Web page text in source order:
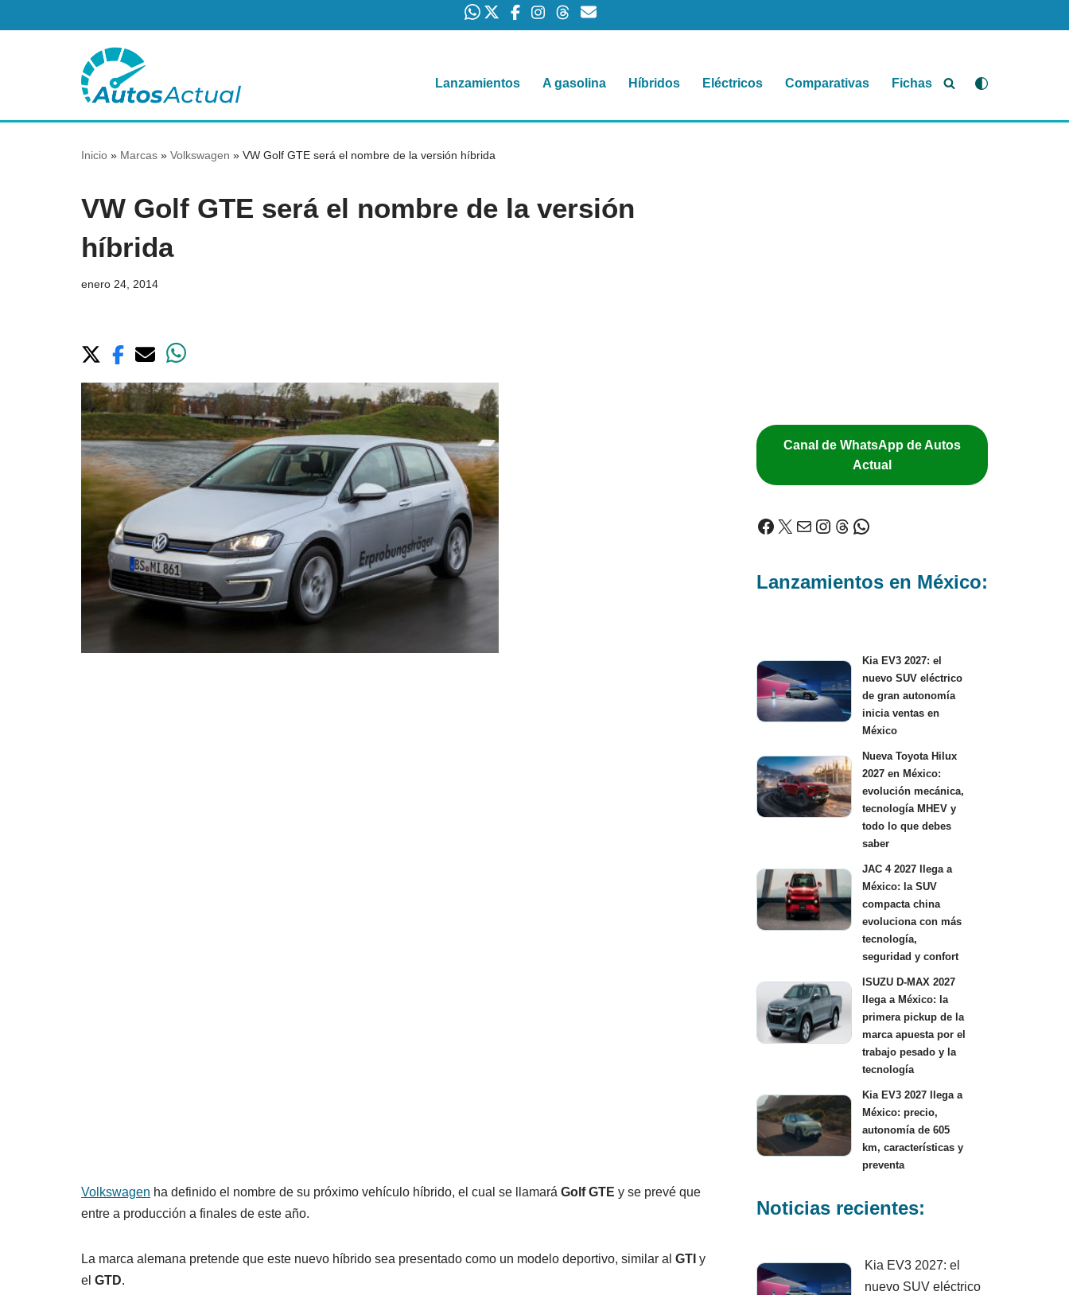
contenido
Lanzamientos A gasolina Híbridos Eléctricos Comparativas Fichas
Inicio » Marcas » Volkswagen » VW Golf GTE será el nombre de la versión híbrida
VW Golf GTE será el nombre de la versión
híbrida
enero 24, 2014
Volkswagen ha definido el nombre de su próximo vehículo híbrido, el cual se llamará Golf GTE y se prevé que
entre a producción a finales de este año.
La marca alemana pretende que este nuevo híbrido sea presentado como un modelo deportivo, similar al GTI y
el GTD.
Canal de WhatsApp de Autos
Actual
Lanzamientos en México:
Kia EV3 2027: el
nuevo SUV eléctrico
de gran autonomía
inicia ventas en
México
Nueva Toyota Hilux
2027 en México:
evolución mecánica,
tecnología MHEV y
todo lo que debes
saber
JAC 4 2027 llega a
México: la SUV
compacta china
evoluciona con más
tecnología,
seguridad y confort
ISUZU D-MAX 2027
llega a México: la
primera pickup de la
marca apuesta por el
trabajo pesado y la
tecnología
Kia EV3 2027 llega a
México: precio,
autonomía de 605
km, características y
preventa
Noticias recientes:
Kia EV3 2027: el
nuevo SUV eléctrico